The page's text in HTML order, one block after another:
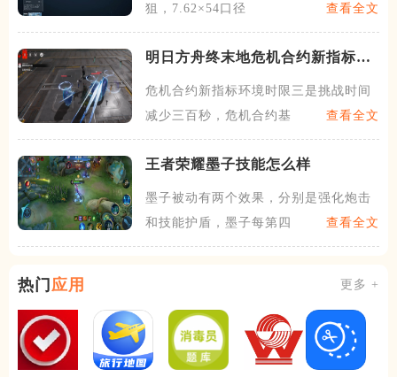
狙，7.62×54口径
查看全文
明日方舟终末地危机合约新指标如
危机合约新指标环境时限三是挑战时间
减少三百秒，危机合约基础的
查看全文
王者荣耀墨子技能怎么样
墨子被动有两个效果，分别是强化炮击
和技能护盾，墨子每第四次普
查看全文
热门 应用 更多 +